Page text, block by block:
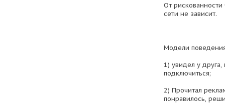
От
сети не зависит.
Модели
1) увидел у
подключиться;
2) Прочитал
понравилось,